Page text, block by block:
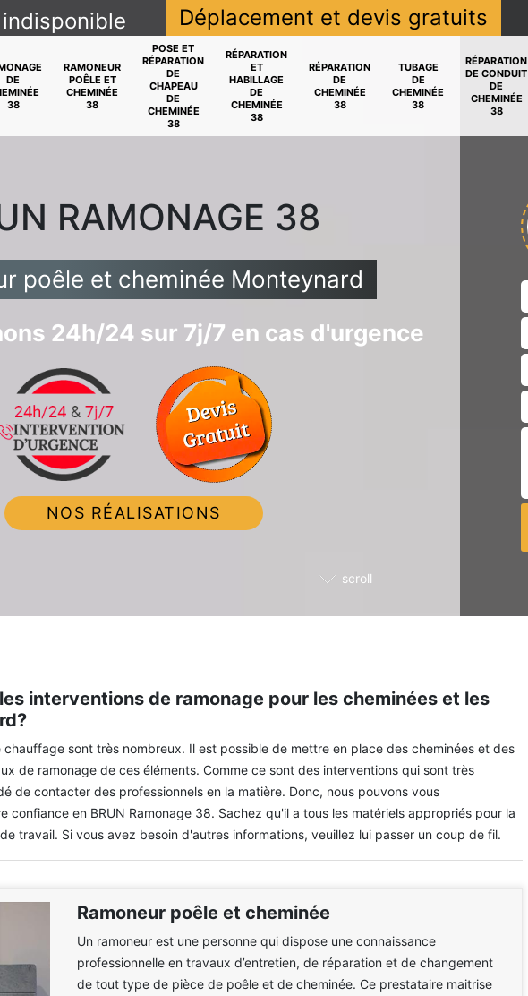
indisponible Déplacement et devis gratuits
DE
38
RAMONEUR
POÊLE ET
CHEMINÉE
38
POSE ET
RÉPARATION
DE
CHAPEAU
DE
CHEMINÉE
38
RÉPARATION
ET
HABILLAGE
DE
CHEMINÉE
38
RÉPARATION
DE
CHEMINÉE
38
TUBAGE
DE
CHEMINÉE
38
RÉPARATION
DE CONDUIT
DE
CHEMINÉE
38
scroll
RAMONAGE 38
poêle et cheminée Monteynard
24h/24 sur 7j/7 en cas d'urgence
NOS RÉALISATIONS
interventions de ramonage pour les cheminées et les
chauffage sont très nombreux. Il est possible de mettre en place des cheminées et des
de ramonage de ces éléments. Comme ce sont des interventions qui sont très
de contacter des professionnels en la matière. Donc, nous pouvons vous
confiance en BRUN Ramonage 38. Sachez qu'il a tous les matériels appropriés pour la
travail. Si vous avez besoin d'autres informations, veuillez lui passer un coup de fil.
Ramoneur poêle et cheminée
Un ramoneur est une personne qui dispose une connaissance
professionnelle en travaux d’entretien, de réparation et de changement
de tout type de pièce de poêle et de cheminée. Ce prestataire maitrise